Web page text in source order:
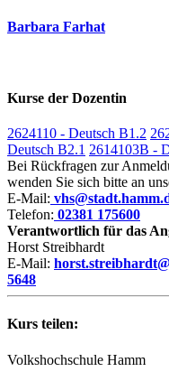
Barbara Farhat
Kurse der Dozentin
2624110 - Deutsch B1.2
Deutsch B2.1 2614103B -
Bei Rückfragen zur
wenden Sie sich bitte an
E-Mail:
Telefon: 02381 175600
Verantwortlich für das
Horst Streibhardt
E-Mail:
5648
Kurs teilen:
Volkshochschule Hamm